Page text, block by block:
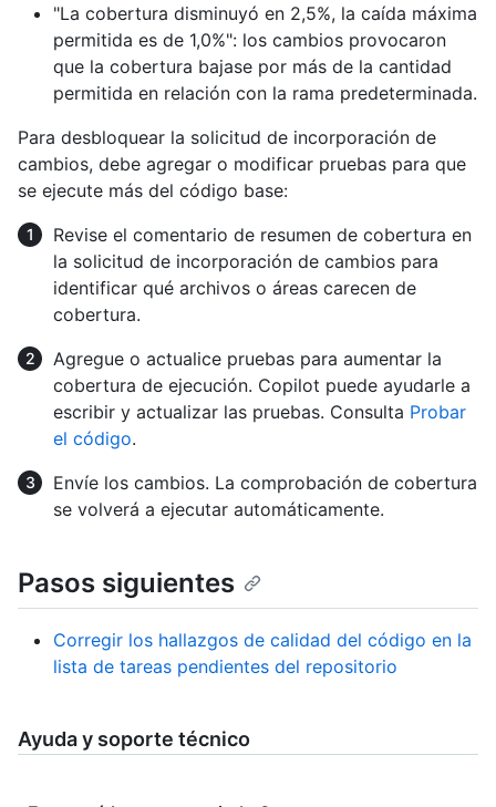
"La cobertura disminuyó en 2,5%, la caída máxima
permitida es de 1,0%": los cambios provocaron
que la cobertura bajase por más de la cantidad
permitida en relación con la rama predeterminada.
Para desbloquear la solicitud de incorporación de
cambios, debe agregar o modificar pruebas para que
se ejecute más del código base:
Revise el comentario de resumen de cobertura en
la solicitud de incorporación de cambios para
identificar qué archivos o áreas carecen de
cobertura.
Agregue o actualice pruebas para aumentar la
cobertura de ejecución. Copilot puede ayudarle a
escribir y actualizar las pruebas. Consulta Probar
el código.
Envíe los cambios. La comprobación de cobertura
se volverá a ejecutar automáticamente.
Pasos siguientes
Corregir los hallazgos de calidad del código en la
lista de tareas pendientes del repositorio
Ayuda y soporte técnico